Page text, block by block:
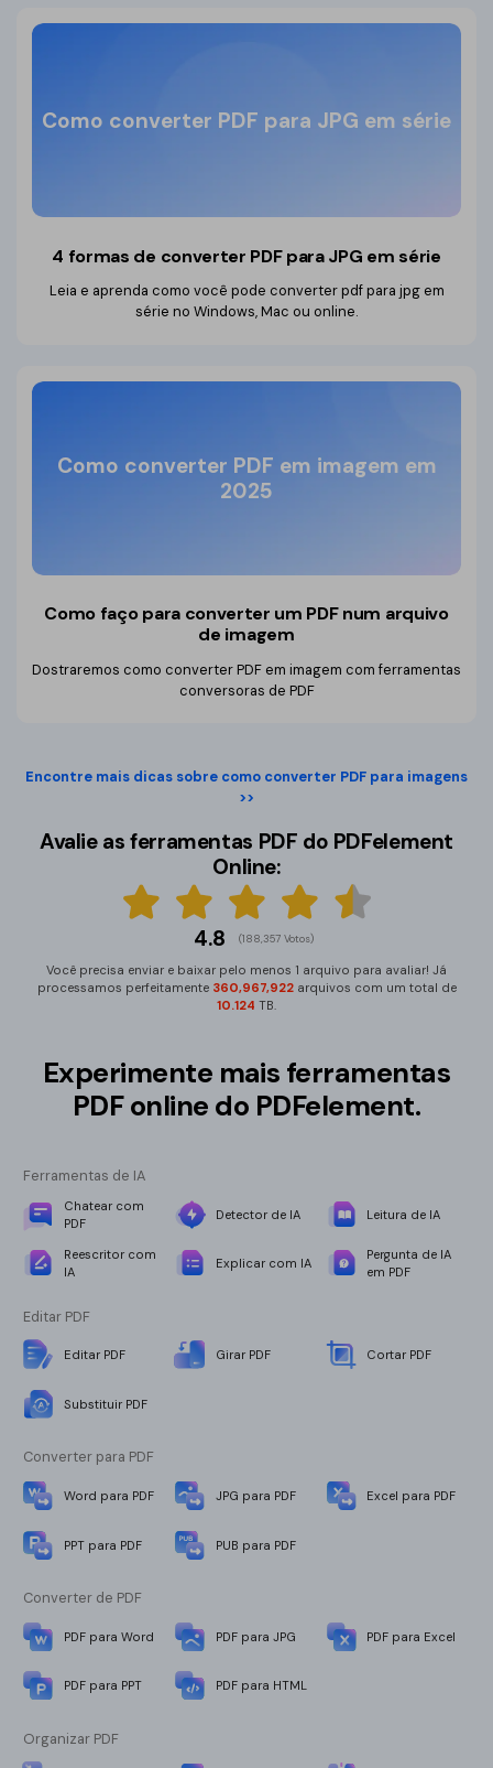
Como converter PDF para JPG em série
4 formas de converter PDF para JPG em série
Leia e aprenda como você pode converter pdf para jpg em
série no Windows, Mac ou online.
Como converter PDF em imagem em
2025
Como faço para converter um PDF num arquivo
de imagem
Dostraremos como converter PDF em imagem com ferramentas
conversoras de PDF
Encontre mais dicas sobre como converter PDF para imagens
>>
Avalie as ferramentas PDF do PDFelement
Online:
4.8 (188,357 Votos)
Você precisa enviar e baixar pelo menos 1 arquivo para avaliar! Já
processamos perfeitamente 360,967,932arquivos com um total de
10.124 TB.
Experimente mais ferramentas
PDF online do PDFelement.
Ferramentas de IA
Chatear com
PDF
Detector de IA Leitura de IA
Reescritor com
IA
Explicar com IA
Pergunta de IA
em PDF
Editar PDF
Editar PDF Girar PDF Cortar PDF
Substituir PDF
Converter para PDF
Word para PDF JPG para PDF Excel para PDF
PPT para PDF PUB para PDF
Converter de PDF
PDF para Word PDF para JPG PDF para Excel
PDF para PPT PDF para HTML
Organizar PDF